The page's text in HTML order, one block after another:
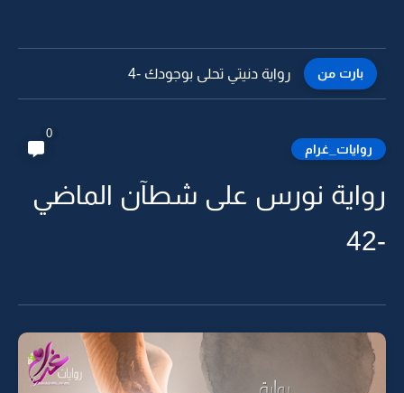
بارت من رواية دنيتي تحلى بوجودك -3
روايات_غرام
0
رواية نورس على شطآن الماضي
-42